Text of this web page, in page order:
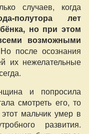
случаев, когда
полутора лет
но при этом
возможными
после осознания
их нежелательные
и попросила
смотреть его, то
мальчик умер в
развития.